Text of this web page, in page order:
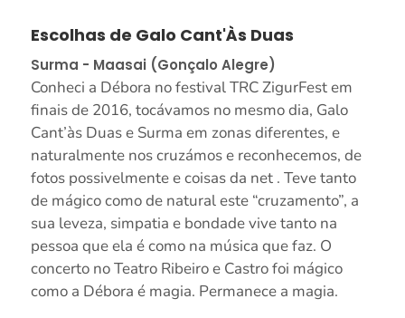
Escolhas de Galo Cant'Às Duas
Surma - Maasai (Gonçalo Alegre)
Conheci a Débora no festival TRC ZigurFest em
finais de 2016, tocávamos no mesmo dia, Galo
Cant’às Duas e Surma em zonas diferentes, e
naturalmente nos cruzámos e reconhecemos, de
fotos possivelmente e coisas da net . Teve tanto
de mágico como de natural este “cruzamento”, a
sua leveza, simpatia e bondade vive tanto na
pessoa que ela é como na música que faz. O
concerto no Teatro Ribeiro e Castro foi mágico
como a Débora é magia. Permanece a magia.